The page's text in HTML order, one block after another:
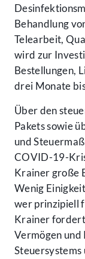
Behandlung
Telearbeit,
wird zur
Bestellungen,
drei Monate
Über den
Pakets sowie
und
COVID-19-
Krainer große
Wenig
wer prinzipiell
Krainer
Vermögen